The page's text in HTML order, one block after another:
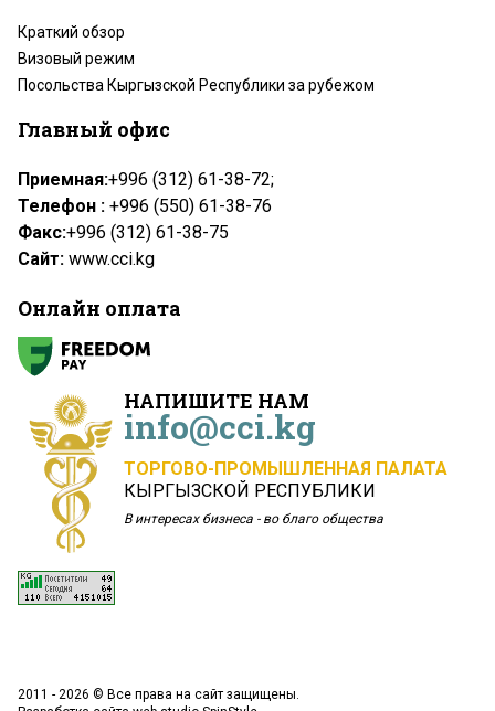
НАПИШИТЕ НАМ
info@cci.kg
ТОРГОВО-ПРОМЫШЛЕННАЯ ПАЛАТА
КЫРГЫЗСКОЙ РЕСПУБЛИКИ
В интересах бизнеса - во благо общества
2011 - 2026 © Все права на сайт защищены.
Краткий обзор
Визовый режим
Посольства Кыргызской Республики за рубежом
Главный офис
Приемная:+996 (312) 61-38-72;
Телефон : +996 (550) 61-38-76
Факс:+996 (312) 61-38-75
Сайт: www.cci.kg
Онлайн оплата